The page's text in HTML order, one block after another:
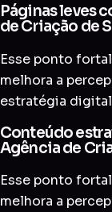
Páginas leves
de Criação de
Esse ponto
melhora a
estratégia
Conteúdo
Agência de
Esse ponto
melhora a